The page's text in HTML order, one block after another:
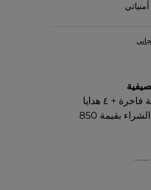
اختاروا حقيبة فاخرة + ٤ هدايا
حصرية عند الشراء بقيمة 850